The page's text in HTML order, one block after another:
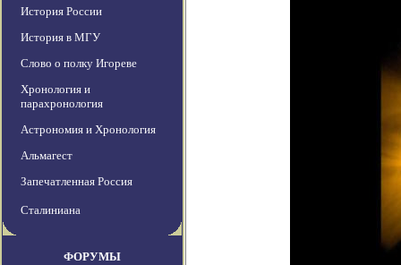
История России
История в МГУ
Слово о полку Игореве
Хронология и
парахронология
Астрономия и Хронология
Альмагест
Запечатленная Россия
Сталиниана
ФОРУМЫ